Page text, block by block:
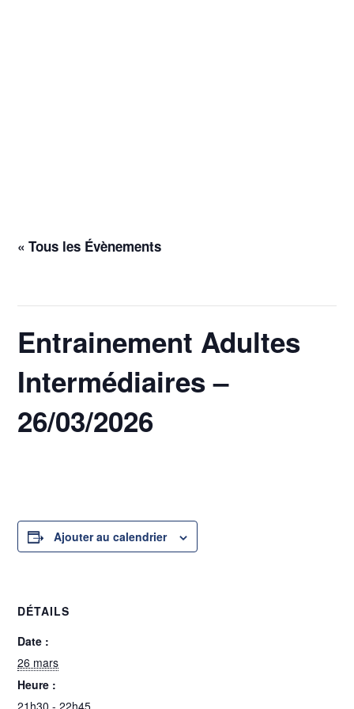
« Tous les Évènements
Entrainement Adultes
Intermédiaires –
26/03/2026
Ajouter au calendrier
DÉTAILS
Date :
26 mars
Heure :
21h30 - 22h45